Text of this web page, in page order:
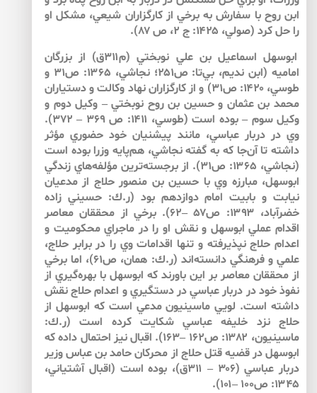
ابن روح با سفارش به برخي از كارگزاران شيعي، مشكل او
را حل كرد (صولي، ۱۴۲۵: ج ۲، ص ۸۷).
ابوسهل اسماعيل بن علي نوبختي (م۳۱۱ق) از بزرگان
اماميه (ابن نديم، بي‌تا: ص۲۵۱؛ نجاشي، ۱۳۶۵: ص۳۱ و
طوسي، ۱۴۲۰: ص۳۱) و از كارگزاران نهاد وكالت و دستياران
محمد بن عثمان و حسين بن روح نوبختي – وكيل دوم و
وكيل سوم – بوده است (طوسي، ۱۴۱۱: ص ۳۶۹ – ۳۷۲).
وي در دربار عباسي، مانند پيشنيان خود حضوري مؤثر
داشته تا آن‌جا كه به گفته نجاشي، هم‌پايه وزرا بوده است
(نجاشي، ۱۳۶۵: ص۳۱). از برجسته‌ترين مؤلفه‌هاي زندگي
ابوسهل، مبارزه وي با حسين بن منصور حلاج از مدعيان
نيابت و بابيت امام دوازدهم بود (ر.ك: حسيني زاده
خضرآباد، ۱۳۹۳: ص۵۷ –۶۲). برخي از محققان معاصر
اقدام عملي ابوسهل و نقش او را در ماجراي محكوميت و
اعدام حلاج نپذيرفته و تنها اقدامات وي را در برابر حلاج،
علمي ‌و فرهنگي دانسته‌اند (ر.ك: همان، ص۶۱)، اما برخي
از محققان معاصر بر اين باورند كه ابوسهل با بهره‌گيري از
نفوذ خود در دربار عباسي در دستگيري و اعدام حلاج نقش
داشته است. لويي ماسينيون مدعي است كه ابوسهل از
حلاج نزد خليفه عباسي شكايت كرده است (ر.ك:
ماسينيون، ۱۳۸۲: ص۱۶۲ –۱۶۳). اقبال نيز احتمال داده كه
ابوسهل در قضيه قتل حلاج از محركان حامد بن عباس‌ وزير
دربار عباسي (۳۰۶ – ۳۱۱ق)، بوده است (اقبال آشتياني،
۱۳۴۵: ص۱۰۰ –۱۰۱).